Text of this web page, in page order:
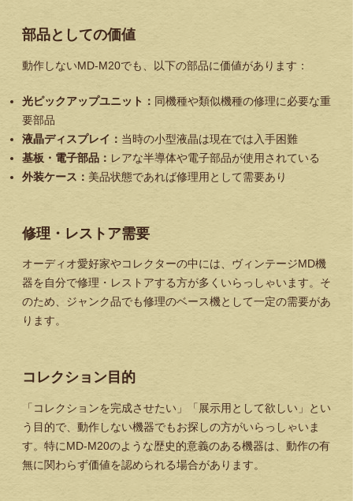
部品としての価値
動作しないMD-M20でも、以下の部品に価値があります：
光ピックアップユニット： 同機種や類似機種の修理に必要な重
要部品
液晶ディスプレイ： 当時の小型液晶は現在では入手困難
基板・電子部品： レアな半導体や電子部品が使用されている
外装ケース： 美品状態であれば修理用として需要あり
修理・レストア需要
オーディオ愛好家やコレクターの中には、ヴィンテージMD機
器を自分で修理・レストアする方が多くいらっしゃいます。そ
のため、ジャンク品でも修理のベース機として一定の需要があ
ります。
コレクション目的
「コレクションを完成させたい」「展示用として欲しい」とい
う目的で、動作しない機器でもお探しの方がいらっしゃいま
す。特にMD-M20のような歴史的意義のある機器は、動作の有
無に関わらず価値を認められる場合があります。